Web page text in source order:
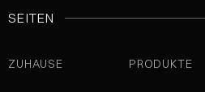
SEITEN
ZUHAUSE PRODUKTE